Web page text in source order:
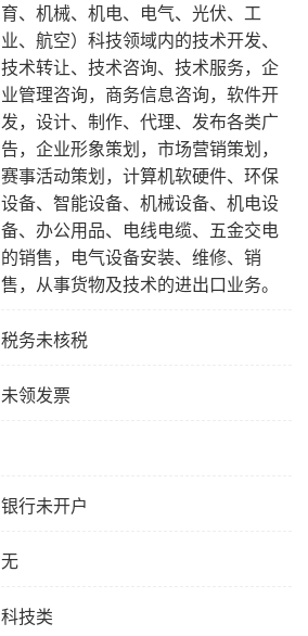
育、机械、机电、电气、光伏、工
业、航空）科技领域内的技术开发、
技术转让、技术咨询、技术服务，企
业管理咨询，商务信息咨询，软件开
发，设计、制作、代理、发布各类广
告，企业形象策划，市场营销策划，
赛事活动策划，计算机软硬件、环保
设备、智能设备、机械设备、机电设
备、办公用品、电线电缆、五金交电
的销售，电气设备安装、维修、销
售，从事货物及技术的进出口业务。
税务未核税
未领发票
银行未开户
无
科技类